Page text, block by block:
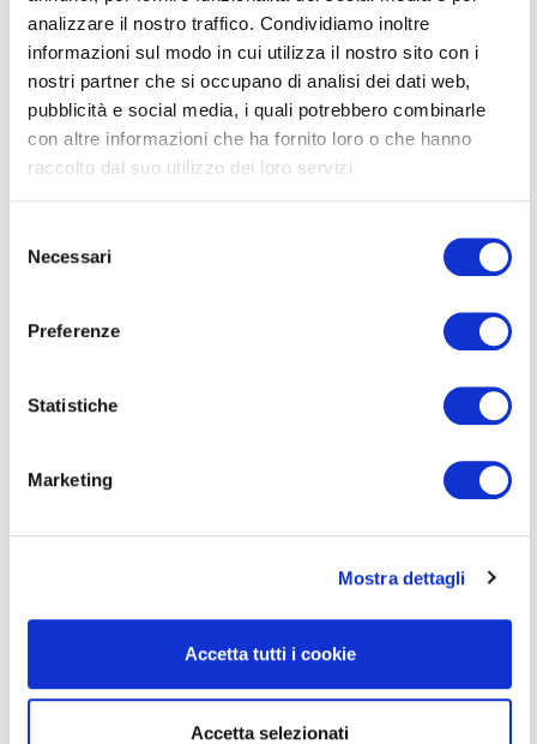
analizzare il nostro traffico. Condividiamo inoltre
informazioni sul modo in cui utilizza il nostro sito con i
nostri partner che si occupano di analisi dei dati web,
pubblicità e social media, i quali potrebbero combinarle
con altre informazioni che ha fornito loro o che hanno
raccolto dal suo utilizzo dei loro servizi.
delNecessari
Preferenze
Statistiche
Marketing
Mostra dettagli
Accetta tutti i cookie
Accetta selezionati